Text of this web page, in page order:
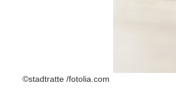
©stadtratte /fotolia.com